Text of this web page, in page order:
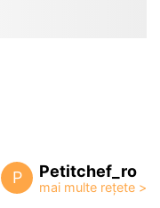
P Petitchef_ro